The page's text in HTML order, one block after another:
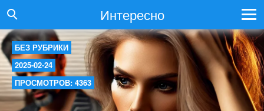
Интересно
БЕЗ РУБРИКИ
2025-02-24
ПРОСМОТРОВ: 4363